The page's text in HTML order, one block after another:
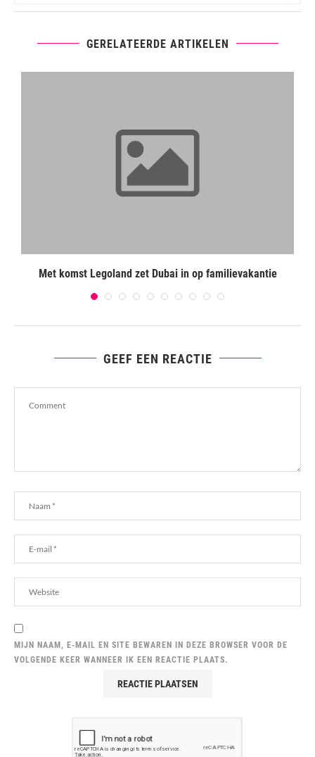
GERELATEERDE ARTIKELEN
Met komst Legoland zet Dubai in op familievakantie
GEEF EEN REACTIE
MIJN NAAM, E-MAIL EN SITE BEWAREN IN DEZE BROWSER VOOR DE
VOLGENDE KEER WANNEER IK EEN REACTIE PLAATS.